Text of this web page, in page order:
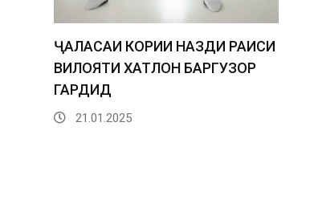
ҶАЛАСАИ КОРИИ НАЗДИ РАИСИ
ВИЛОЯТИ ХАТЛОН БАРГУЗОР
ГАРДИД
21.01.2025